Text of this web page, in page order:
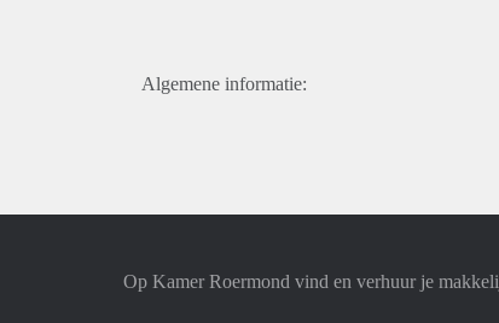
Algemene informatie:
Op Kamer Roermond vind en verhuur je